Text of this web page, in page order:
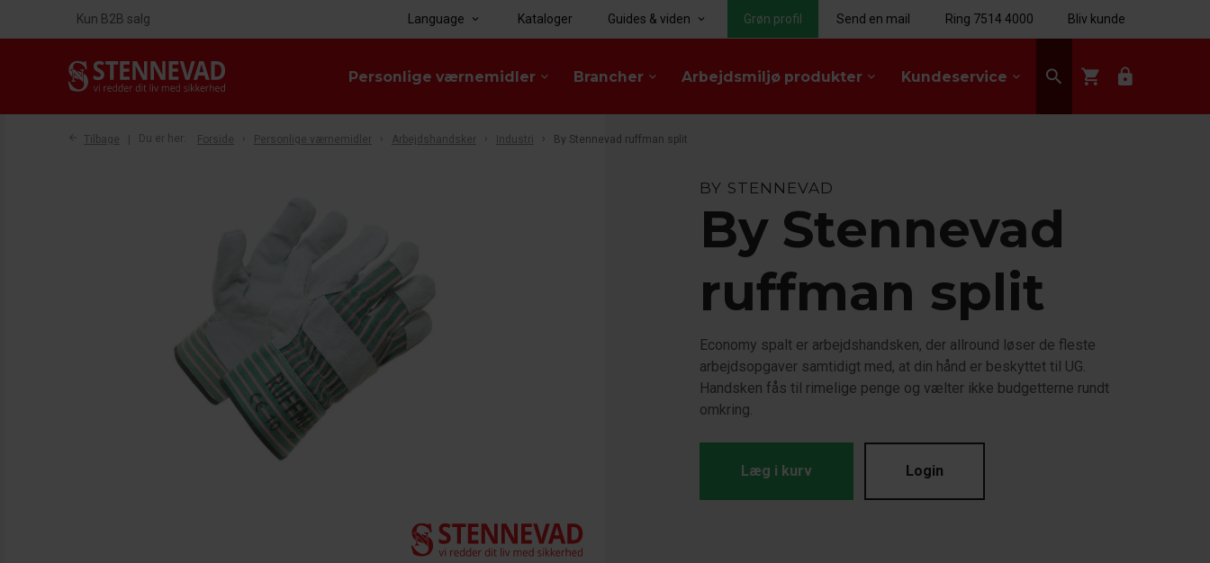
Personlige værnemidler keyboard_arrow_down Brancher keyboard_arrow_down Arbejdsmiljø produkter keyboard_arrow_down Kundeservice keyboard_arrow_down search shopping_cart lock
Kun B2B salg Language keyboard_arrow_down Kataloger Guides & viden keyboard_arrow_down Grøn profil Send en mail Ring 7514 4000 Bliv kunde
Tilbage Du er her: Forside Personlige værnemidler Arbejdshandsker Industri By Stennevad ruffman split
BY STENNEVAD
By Stennevad
ruffman split
Economy spalt er arbejdshandsken, der allround løser de fleste
arbejdsopgaver samtidigt med, at din hånd er beskyttet til UG.
Handsken fås til rimelige penge og vælter ikke budgetterne rundt
omkring.
Læg i kurv Login